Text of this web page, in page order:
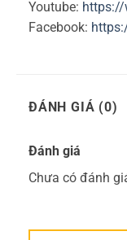
Youtube: https://
Facebook:
ĐÁNH GIÁ (0)
Đánh giá
Chưa có đánh